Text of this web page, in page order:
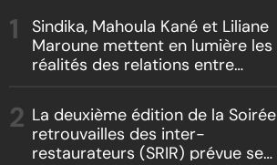
Sindika, Mahoula Kané et Liliane
Maroune mettent en lumière les
réalités des relations entre
La deuxième édition de la Soirée
retrouvailles des inter-
restaurateurs (SRIR) prévue se